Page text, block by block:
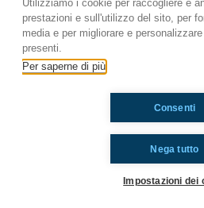
#OkkinSu
Verona
Ti è piaciuto? Condividilo!
Utilizziamo i cookie per raccogliere e
prestazioni e sull'utilizzo del sito, per
media e per migliorare e
presenti.
Per saperne di più
Nega tutto
Consenti
Impostazioni dei